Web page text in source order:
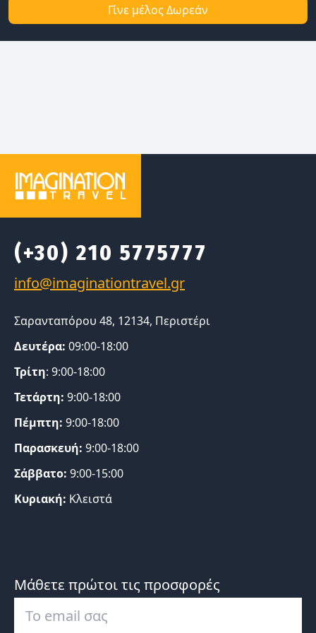
Γίνε μέλος Δωρεάν
(+30) 210 5775777
Σαρανταπόρου 48, 12134, Περιστέρι
Δευτέρα: 09:00-18:00
Τρίτη: 9:00-18:00
Τετάρτη: 9:00-18:00
Πέμπτη: 9:00-18:00
Παρασκευή: 9:00-18:00
Σάββατο: 9:00-15:00
Κυριακή: Κλειστά
Μάθετε πρώτοι τις προσφορές